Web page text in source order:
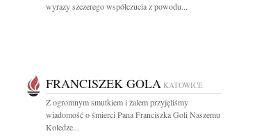
wyrazy szczerego współczucia z powodu...
FRANCISZEK GOLA KATOWICE
Z ogromnym smutkiem i żalem przyjęliśmy
wiadomość o śmierci Pana Franciszka Goli Naszemu
Koledze...